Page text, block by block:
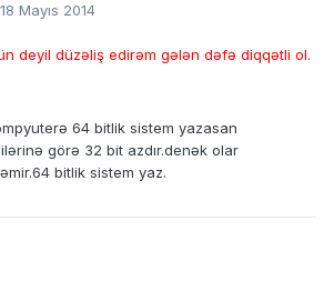
18 Mayıs 2014
deyil düzəliş edirəm gələn dəfə diqqətli ol.
64 bitlik sistem yazasan
görə 32 bit azdır.denək olar
bitlik sistem yaz.